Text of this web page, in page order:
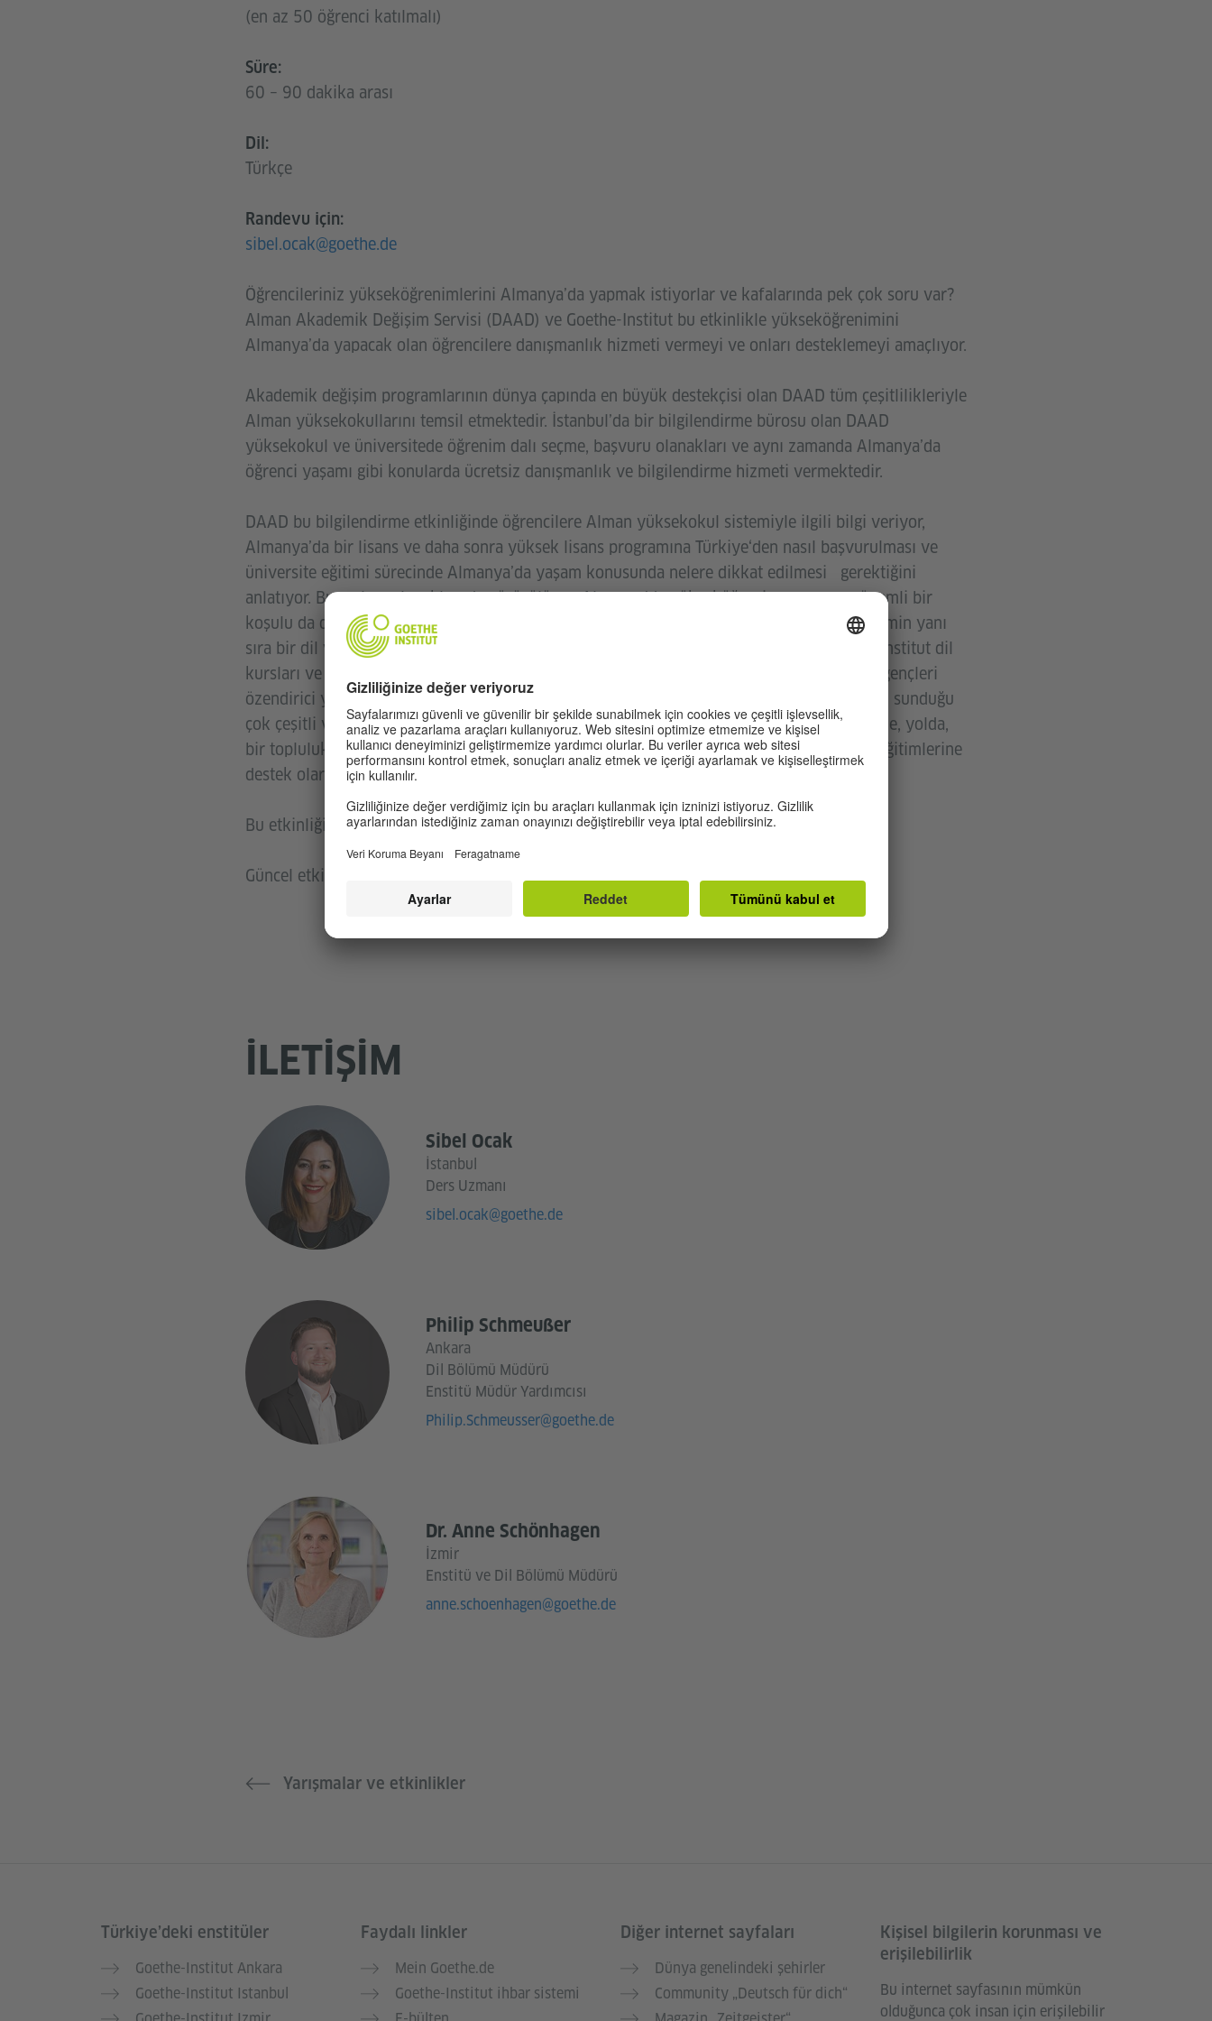
(en az 50 öğrenci katılmalı)
Süre:
60 – 90 dakika arası
Dil:
Türkçe
Randevu için:
sibel.ocak@goethe.de
Öğrencileriniz yükseköğrenimlerini Almanya’da yapmak istiyorlar ve kafalarında pek çok soru var?
Alman Akademik Değişim Servisi (DAAD) ve Goethe-Institut bu etkinlikle yükseköğrenimini
Almanya’da yapacak olan öğrencilere danışmanlık hizmeti vermeyi ve onları desteklemeyi amaçlıyor.
Akademik değişim programlarının dünya çapında en büyük destekçisi olan DAAD tüm çeşitlilikleriyle
Alman yüksekokullarını temsil etmektedir. İstanbul’da bir bilgilendirme bürosu olan DAAD
yüksekokul ve üniversitede öğrenim dalı seçme, başvuru olanakları ve aynı zamanda Almanya’da
öğrenci yaşamı gibi konularda ücretsiz danışmanlık ve bilgilendirme hizmeti vermektedir.
DAAD bu bilgilendirme etkinliğinde öğrencilere Alman yüksekokul sistemiyle ilgili bilgi veriyor,
Almanya’da bir lisans ve daha sonra yüksek lisans programına Türkiye‘den nasıl başvurulması ve
üniversite eğitimi sürecinde Almanya’da yaşam konusunda nelere dikkat edilmesi gerektiğini
anlatıyor. Burs alma olanakları da görüşülüyor. Almanya’da yükseköğrenim yapmanın önemli bir
koşulu da dil bilgisi yeterliliğidir. Istenen dil düzeyine ulaşmak için genellikle mevcut eğitimin yanı
sıra bir dil ve alıştırma programı uygulamak gerekiyor. Etkinliğin ikinci yarısında Goethe-Institut dil
kursları ve sınav önerilerinin ve Türkiye ve Almanya‘daki Goethe-Institut‘lardaki örneğin gençleri
özendirici yarışmaların tanıtımını yapıyor. Etkinliğin sonunda öğrenciler Goethe-Institut’un sunduğu
çok çeşitli ve ücretsiz alıştırmarla ilgili de bilgi ediniyorlar. Bu alıştırmalar öğrencilere evde, yolda,
bir topluluk içinde veya yalnızken, bilgisayar, tablet veya akıllı telefon başında okuldaki eğitimlerine
destek olarak Almanca dil bilgilerini kullanma ve geliştirme olanağı sağlıyor.
Bu etkinliğin dili Türkçe olacaktır, ancak talep üzerine değiştirilebilir.
Güncel etkinlikler, etkinlik takvimimizdebulabilirsiniz.
İLETIŞIM
Sibel Ocak
İstanbul
Ders Uzmanı
sibel.ocak@goethe.de
Philip Schmeußer
Ankara
Dil Bölümü Müdürü
Enstitü Müdür Yardımcısı
Philip.Schmeusser@goethe.de
Dr. Anne Schönhagen
İzmir
Enstitü ve Dil Bölümü Müdürü
anne.schoenhagen@goethe.de
Yarışmalar ve etkinlikler
Service- und Informationsbereich
Türkiye’deki enstitüler
Goethe-Institut Ankara
Goethe-Institut Istanbul
Faydalı linkler
Mein Goethe.de
Goethe-Institut ihbar sistemi
Diğer internet sayfaları
Dünya genelindeki şehirler
Community „Deutsch für dich“
Kişisel bilgilerin korunması ve
erişilebilirlik
Bu internet sayfasının mümkün
olduğunca çok insan için erişilebilir